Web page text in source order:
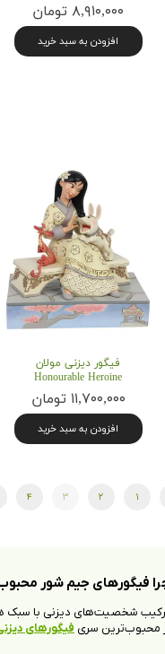
۸,۹۱۰,۰۰۰ تومان
افزودن به سبد خرید
فیگور دیزنی مولان
Honourable Heroine
۱۱,۷۰۰,۰۰۰ تومان
افزودن به سبد خرید
۱ ۲ ۳ ۴
فیگورهای جیم شور
شخصیت‌های دیزنی با سبک
محبوب‌ترین سری فیگورهای